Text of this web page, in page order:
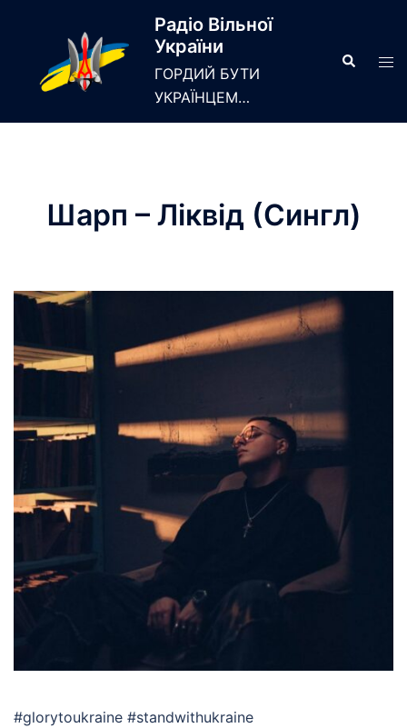
Радіо Вільної
України
ГОРДИЙ БУТИ
УКРАЇНЦЕМ…
Search
Шарп – Ліквід (Сингл)
#glorytoukraine #standwithukraine